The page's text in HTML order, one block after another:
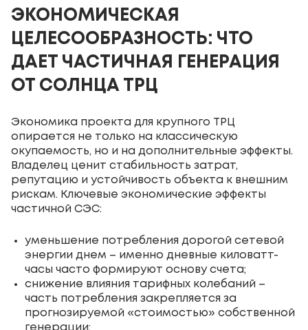
ЭКОНОМИЧЕСКАЯ
ЦЕЛЕСООБРАЗНОСТЬ: ЧТО
ДАЕТ ЧАСТИЧНАЯ ГЕНЕРАЦИЯ
ОТ СОЛНЦА ТРЦ
Экономика проекта для крупного ТРЦ
опирается не только на классическую
окупаемость, но и на дополнительные эффекты.
Владелец ценит стабильность затрат,
репутацию и устойчивость объекта к внешним
рискам. Ключевые экономические эффекты
частичной СЭС:
уменьшение потребления дорогой сетевой
энергии днем – именно дневные киловатт-
часы часто формируют основу счета;
снижение влияния тарифных колебаний –
часть потребления закрепляется за
прогнозируемой «стоимостью» собственной
генерации;